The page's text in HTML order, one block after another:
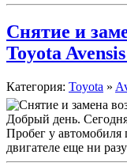
Снятие и
Toyota
Категория: Toyota »
Добрый день.
Пробег у автомобиля
двигателе еще ни